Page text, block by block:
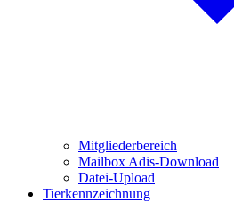
Mitgliederbereich
Mailbox Adis-Download
Datei-Upload
Tierkennzeichnung